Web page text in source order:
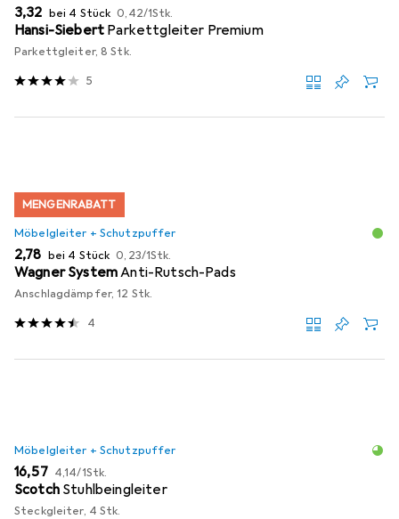
EUR
3,32 bei 4 Stück EUR
0,42/1Stk.
Hansi-Siebert Parkettgleiter Premium
Parkettgleiter, 8 Stk.
5
MENGENRABATT
Möbelgleiter + Schutzpuffer
EUR
2,78 bei 4 Stück EUR
0,23/1Stk.
Wagner SystemAnti-Rutsch-Pads
Anschlagdämpfer, 12 Stk.
4
Möbelgleiter + Schutzpuffer
EUR
16,57 EUR
4,14/1Stk.
Scotch Stuhlbeingleiter
Steckgleiter, 4 Stk.